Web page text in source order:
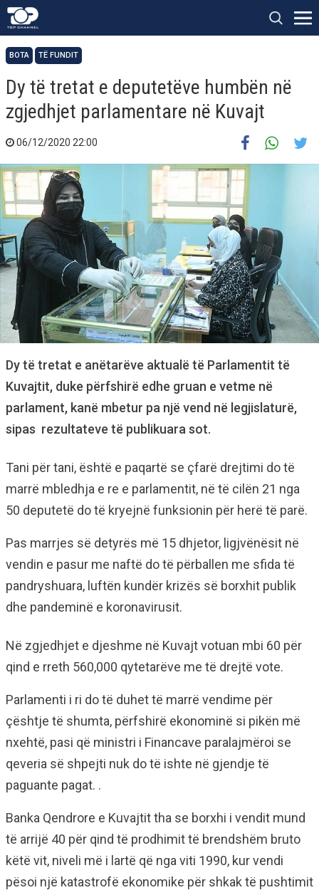
BOTA TË FUNDIT
Dy të tretat e deputetëve humbën në
zgjedhjet parlamentare në Kuvajt
06/12/2020 22:00
Dy të tretat e anëtarëve aktualë të Parlamentit të
Kuvajtit, duke përfshirë edhe gruan e vetme në
parlament, kanë mbetur pa një vend në legjislaturë,
sipas rezultateve të publikuara sot.
Tani për tani, është e paqartë se çfarë drejtimi do të
marrë mbledhja e re e parlamentit, në të cilën 21 nga
50 deputetë do të kryejnë funksionin për herë të parë.
Pas marrjes së detyrës më 15 dhjetor, ligjvënësit në
vendin e pasur me naftë do të përballen me sfida të
pandryshuara, luftën kundër krizës së borxhit publik
dhe pandeminë e koronavirusit.
Në zgjedhjet e djeshme në Kuvajt votuan mbi 60 për
qind e rreth 560,000 qytetarëve me të drejtë vote.
Parlamenti i ri do të duhet të marrë vendime për
çështje të shumta, përfshirë ekonominë si pikën më
nxehtë, pasi që ministri i Financave paralajmëroi se
qeveria së shpejti nuk do të ishte në gjendje të
paguante pagat. .
Banka Qendrore e Kuvajtit tha se borxhi i vendit mund
të arrijë 40 për qind të prodhimit të brendshëm bruto
këtë vit, niveli më i lartë që nga viti 1990, kur vendi
pësoi një katastrofë ekonomike për shkak të pushtimit